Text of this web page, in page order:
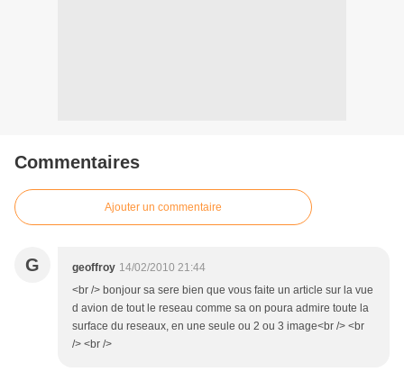
Commentaires
Ajouter un commentaire
G geoffroy 14/02/2010 21:44
<br /> bonjour sa sere bien que vous faite un article sur la vue
d avion de tout le reseau comme sa on poura admire toute la
surface du reseaux, en une seule ou 2 ou 3 image<br /> <br
/> <br />